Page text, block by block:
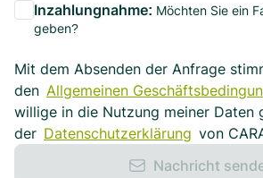
Inzahlungnahme: Möchten Sie ein
geben?
Mit dem Absenden der Anfrage
den Allgemeinen
willige in die Nutzung meiner Daten
der Datenschutzerklärung von
Nachricht